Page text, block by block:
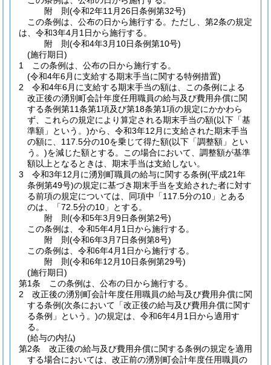
附 則(令和2年11月26日条例第32号)
この条例は、公布の日から施行する。 ただし、第2条の規定
は、令和3年4月1日から施行する。
附 則(令和4年3月10日条例第10号)
(施行期日)
1
この条例は、公布の日から施行する。
(令和4年6月に支給する期末手当に関する特例措置)
2
令和4年6月に支給する期末手当の額は、この条例による
改正後の湧別町会計年度任用職員の給与及び費用弁償に関
する条例第11条第1項及び第18条第1項の規定にかかわら
ず、これらの規定により算定される期末手当の額(以下「基
準額」という。)から、令和3年12月に支給された期末手当
の額に、117.5分の10を乗じて得た額(以下「調整額」とい
う。)を減じた額とする。
この場合において、調整額が基準
額以上となるときは、期末手当は支給しない。
3
令和3年12月に湧別町職員の給与に関する条例(平成21年
条例第49号)の規定に基づき期末手当を支給された者に対す
る前項の規定については、同項中「117.5分の10」とある
のは、「72.5分の10」とする。
附 則(令和5年3月9日条例第2号)
この条例は、令和5年4月1日から施行する。
附 則(令和6年3月7日条例第8号)
この条例は、令和6年4月1日から施行する。
附 則(令和6年12月10日条例第29号)
(施行期日)
第1条
この条例は、公布の日から施行する。
2
改正後の湧別町会計年度任用職員の給与及び費用弁償に関
する条例(次条において「改正後の給与及び費用弁償に関す
る条例」という。)の規定は、令和6年4月1日から適用す
る。
(給与の内払)
第2条
改正後の給与及び費用弁償に関する条例の規定を適用
する場合においては、改正前の湧別町会計年度任用職員の